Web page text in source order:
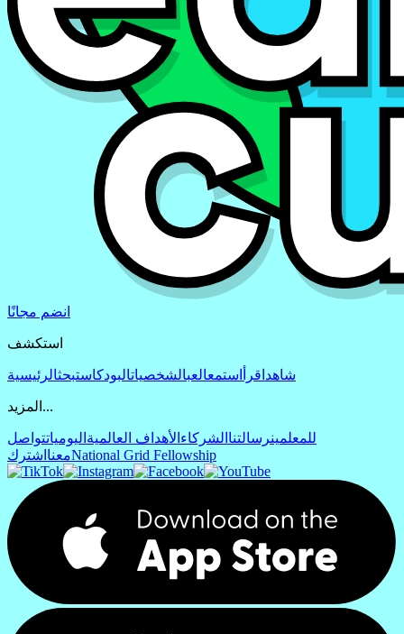
انضم مجانًا
استكشف
شاهد اقرأ استمعالعبالشخصياتالبودكاستبحثالرئيسية
المزيد...
للمعلمينرسالتنا الشركاء الأهداف العالمية اليومياتتواصل
معنا اشترك National Grid Fellowship